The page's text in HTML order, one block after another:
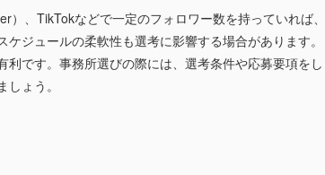
、TikTokなどで一定のフォロワー数を持っていれば、
ジュールの柔軟性も選考に影響する場合があります。
です。事務所選びの際には、選考条件や応募要項をし
ょう。